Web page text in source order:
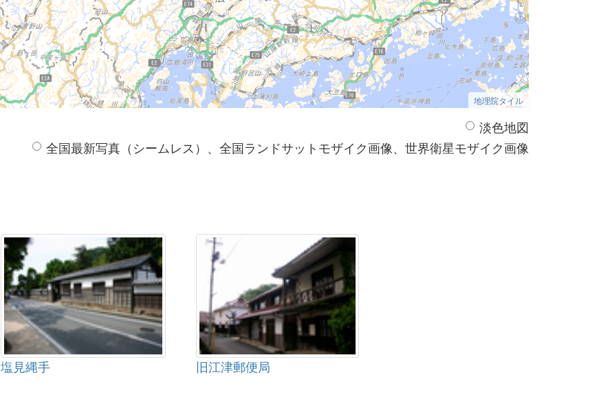
地理院タイル
淡色地図
全国最新写真（シームレス）、全国ランドサットモザイク画像、世界衛星モザイク画像
塩見縄手 旧江津郵便局